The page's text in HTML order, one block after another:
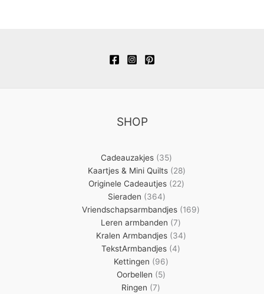
SHOP
Cadeauzakjes 3535
producten
Kaartjes & Mini Quilts 2828
producten
Originele Cadeautjes 2222
Sieraden 364364
producten
Vriendschapsarmbandjes 169169
Leren armbanden 77
producten
Kralen Armbandjes 3434
TekstArmbandjes 44
Kettingen 9696
producten
Oorbellen 55
Ringen 77